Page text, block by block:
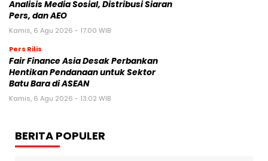
Analisis Media Sosial, Distribusi Siaran
Pers, dan AEO
Kamis, 6 Agu 2026 - 17:00 WIB
Pers Rilis
Fair Finance Asia Desak Perbankan
Hentikan Pendanaan untuk Sektor
Batu Bara di ASEAN
Kamis, 6 Agu 2026 - 13:02 WIB
BERITA POPULER